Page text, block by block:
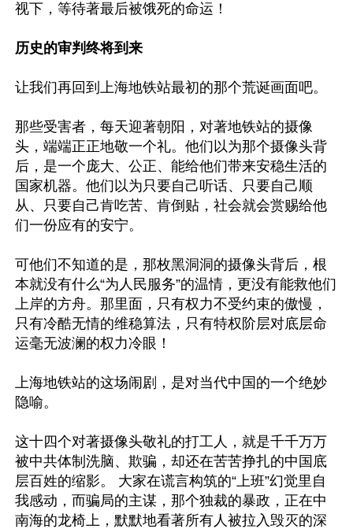
视下，等待著最后被饿死的命运！
历史的审判终将到来
让我们再回到上海地铁站最初的那个荒诞画面吧。
那些受害者，每天迎著朝阳，对著地铁站的摄像
头，端端正正地敬一个礼。他们以为那个摄像头背
后，是一个庞大、公正、能给他们带来安稳生活的
国家机器。他们以为只要自己听话、只要自己顺
从、只要自己肯吃苦、肯倒贴，社会就会赏赐给他
们一份应有的安宁。
可他们不知道的是，那枚黑洞洞的摄像头背后，根
本就没有什么“为人民服务”的温情，更没有能救他们
上岸的方舟。那里面，只有权力不受约束的傲慢，
只有冷酷无情的维稳算法，只有特权阶层对底层命
运毫无波澜的权力冷眼！
上海地铁站的这场闹剧，是对当代中国的一个绝妙
隐喻。
这十四个对著摄像头敬礼的打工人，就是千千万万
被中共体制洗脑、欺骗，却还在苦苦挣扎的中国底
层百姓的缩影。 大家在谎言构筑的“上班”幻觉里自
我感动，而骗局的主谋，那个独裁的暴政，正在中
南海的龙椅上，默默地看著所有人被拉入毁灭的深